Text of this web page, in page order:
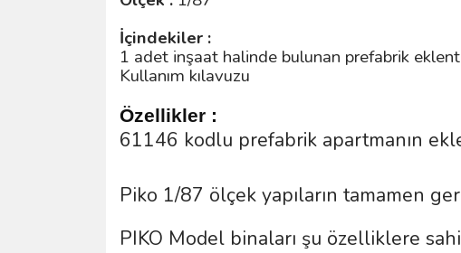
İçindekiler :
1 adet inşaat halinde bulunan prefabrik
Kullanım kılavuzu
Özellikler :
61146 kodlu prefabrik apartmanın
Piko 1/87 ölçek yapıların tamamen
PIKO Model binaları şu özelliklere